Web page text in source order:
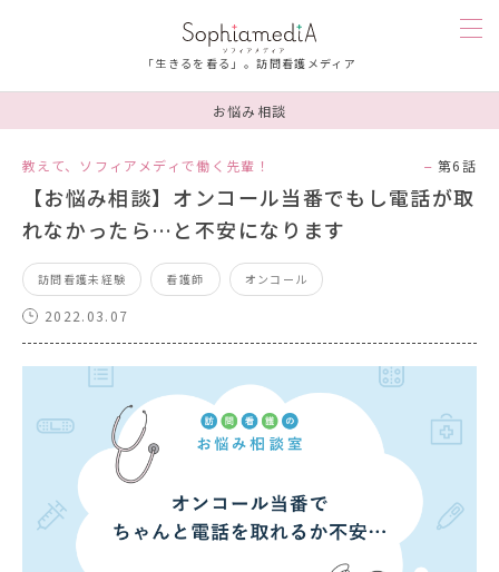
「生きるを看る」。訪問看護メディア
訪問看護を知る
人を知る
漫画
ソフィアメディを知る
連載
お悩み相談
教えて、ソフィアメディで働く先輩！ 第6話
【お悩み相談】オンコール当番でもし電話が取
れなかったら…と不安になります
訪問看護未経験 看護師 オンコール
2022.03.07